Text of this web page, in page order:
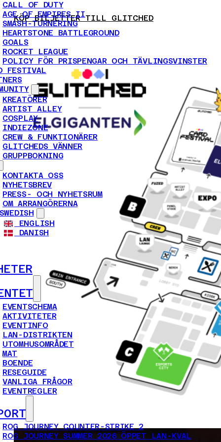
CALL OF DUTY
AGE OF EMPIRES II
SMASH-TURNERING
HEARTSTONE BATTLEGROUND
GOALS
ROCKET LEAGUE
POLICY FÖR PRISPENGAR OCH TÄVLINGSVINSTER
FESTIVAL
KREATÖRER
ARTIST ALLEY
COSPLAY
INDIEZONE
CREW & FUNKTIONÄRER
GLITCHEDS VÄNNER
GRUPPBOKNING
KONTAKTA OSS
NYHETSBREV
PRESS- OCH NYHETSRUM
OM ARRANGÖRERNA
ENGLISH
DANISH
EVENTSCHEMA
AKTIVITETER
EVENTINFO
LAN-DISTRIKTEN
UTOMHUSOMRÅDET
MAT
BOENDE
RESEGUIDE
VANLIGA FRÅGOR
EVENTREGLER
ROG JOURNEY COUNTER-STRIKE 2
ROG JOURNEY SUMMER 2026 ÖPPET LAN-KVAL
KÖP BILJETTER TILL GLITCHED
EVENTET HÄRPROVA-PÅ ATT LANA I 5
TIMMAR